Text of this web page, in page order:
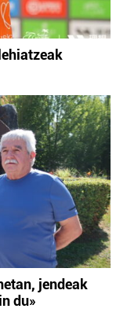
jendeak
du»